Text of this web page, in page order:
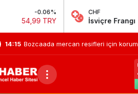
CHF -0.61%
İsviçre Frangı 58,59 TRY
14:15 Bozcaada mercan resifleri için